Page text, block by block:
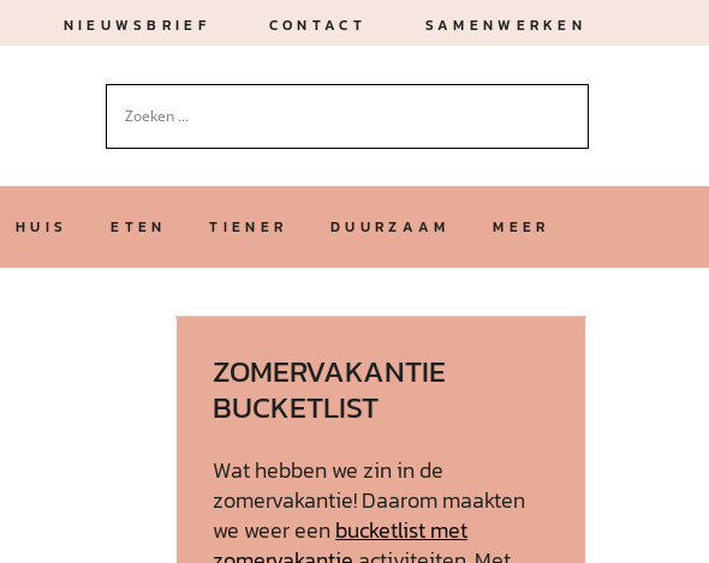
NIEUWSBRIEF CONTACT SAMENWERKEN
HUIS ETEN TIENER DUURZAAM MEER
ZOMERVAKANTIE
BUCKETLIST
Wat hebben we zin in de
zomervakantie! Daarom maakten
we weer een bucketlist met